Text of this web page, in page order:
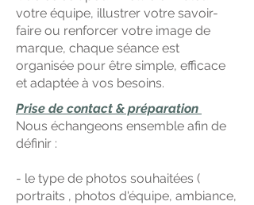
votre équipe, illustrer votre savoir-
faire ou renforcer votre image de
marque, chaque séance est
organisée pour être simple, efficace
et adaptée à vos besoins.
Prise de contact & préparation
Nous échangeons ensemble afin de
définir :
- le type de photos souhaitées (
portraits , photos d'équipe, ambiance,